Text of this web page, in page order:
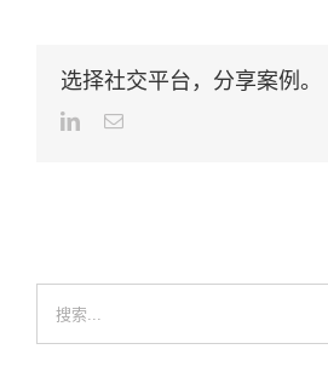
选择社交平台，分享案例。
LinkedInEmail